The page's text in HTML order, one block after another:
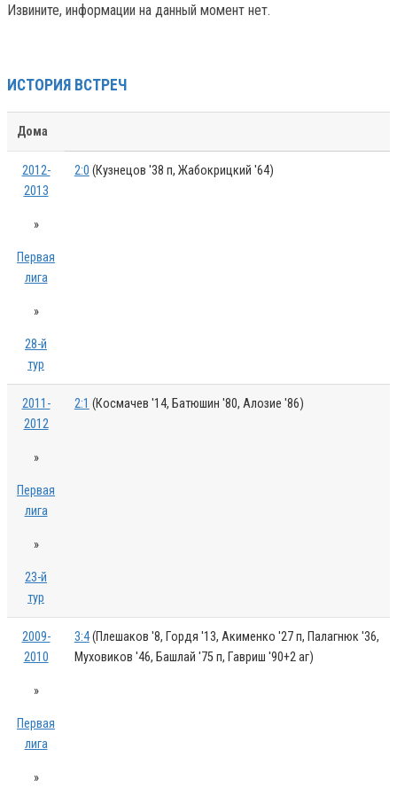
Извините, информации на данный момент нет.
ИСТОРИЯ ВСТРЕЧ
Дома
2012-
2013
»
Первая
лига
»
28-й
тур
2:0 (Кузнецов '38 п, Жабокрицкий '64)
2011-
2012
»
Первая
лига
»
23-й
тур
2:1 (Космачев '14, Батюшин '80, Алозие '86)
2009-
2010
»
Первая
лига
»
3:4(Плешаков '8, Гордя '13, Акименко '27 п, Палагнюк '36,
Муховиков '46, Башлай '75 п, Гавриш '90+2 аг)